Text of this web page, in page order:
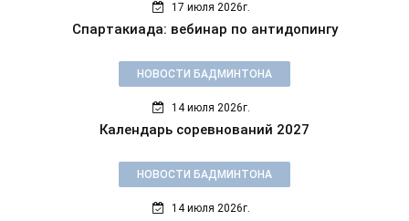
17 июля 2026г.
Спартакиада: вебинар по антидопингу
НОВОСТИ БАДМИНТОНА
14 июля 2026г.
Календарь соревнований 2027
НОВОСТИ БАДМИНТОНА
14 июля 2026г.